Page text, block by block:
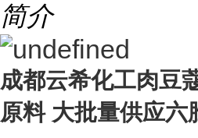
简介
成都云希化工肉豆
原料 大批量供应六